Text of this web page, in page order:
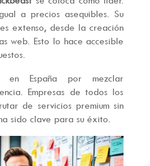
a precios asequibles. Su
extenso, desde la creación
web. Esto lo hace accesible
España por mezclar
Empresas de todos los
de servicios premium sin
sido clave para su éxito.